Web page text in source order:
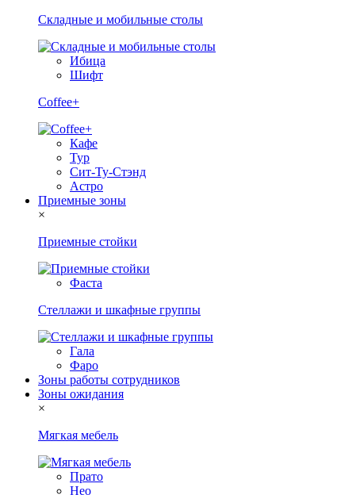
Складные и мобильные столы
Ибица
Шифт
Coffee+
Кафе
Тур
Сит-Ту-Стэнд
Астро
Приемные зоны
×
Приемные стойки
Фаста
Стеллажи и шкафные группы
Гала
Фаро
Зоны работы сотрудников
Зоны ожидания
×
Мягкая мебель
Прато
Нео